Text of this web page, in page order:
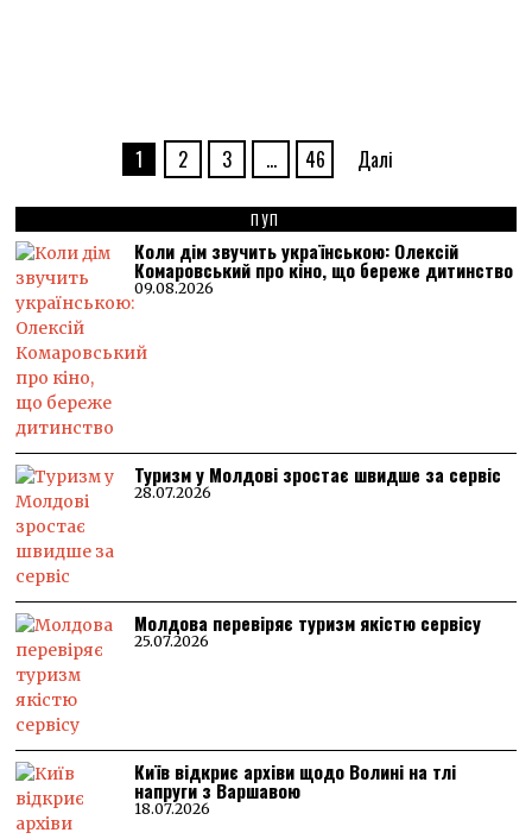
1 2 3 … 46 Далі
ПУП
Коли дім звучить українською: Олексій
Комаровський про кіно, що береже дитинство
09.08.2026
Туризм у Молдові зростає швидше за сервіс
28.07.2026
Молдова перевіряє туризм якістю сервісу
25.07.2026
Київ відкриє архіви щодо Волині на тлі
напруги з Варшавою
18.07.2026